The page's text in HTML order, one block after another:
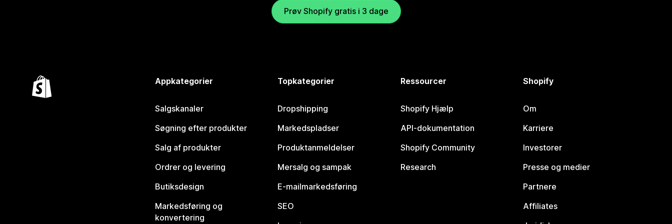
Prøv Shopify gratis i 3 dage
Appkategorier
Salgskanaler
Søgning efter produkter
Salg af produkter
Ordrer og levering
Butiksdesign
Markedsføring og
konvertering
Topkategorier
Dropshipping
Markedspladser
Produktanmeldelser
Mersalg og sampak
E-mailmarkedsføring
SEO
Ressourcer
Shopify Hjælp
API-dokumentation
Shopify Community
Research
Shopify
Om
Karriere
Investorer
Presse og medier
Partnere
Affiliates